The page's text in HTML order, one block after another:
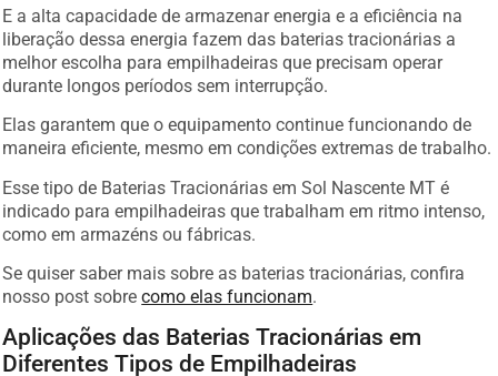
E a alta capacidade de armazenar energia e a eficiência na
liberação dessa energia fazem das baterias tracionárias a
melhor escolha para empilhadeiras que precisam operar
durante longos períodos sem interrupção.
Elas garantem que o equipamento continue funcionando de
maneira eficiente, mesmo em condições extremas de trabalho.
Esse tipo de Baterias Tracionárias em Sol Nascente MT é
indicado para empilhadeiras que trabalham em ritmo intenso,
como em armazéns ou fábricas.
Se quiser saber mais sobre as baterias tracionárias, confira
nosso post sobrecomo elas funcionam
Aplicações das Baterias Tracionárias em
Diferentes Tipos de Empilhadeiras